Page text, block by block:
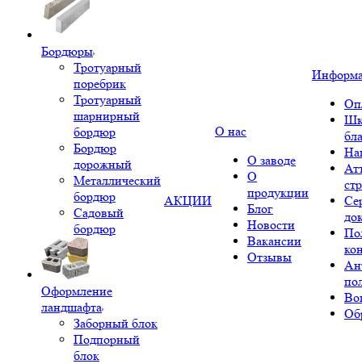
Бордюры
Тротуарный
поребрик
Тротуарный
шарнирный
бордюр
Бордюр
дорожный
Металлический
бордюр
Садовый
бордюр
Оформление
ландшафта
Заборный блок
Подпорный
блок
АКЦИИ
О нас
О заводе
О
продукции
Блог
Новости
Вакансии
Отзывы